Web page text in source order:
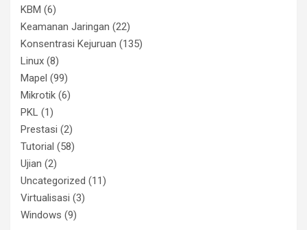
KBM (6)
Keamanan Jaringan (22)
Konsentrasi Kejuruan (135)
Linux (8)
Mapel (99)
Mikrotik (6)
PKL (1)
Prestasi (2)
Tutorial (58)
Ujian (2)
Uncategorized (11)
Virtualisasi (3)
Windows (9)